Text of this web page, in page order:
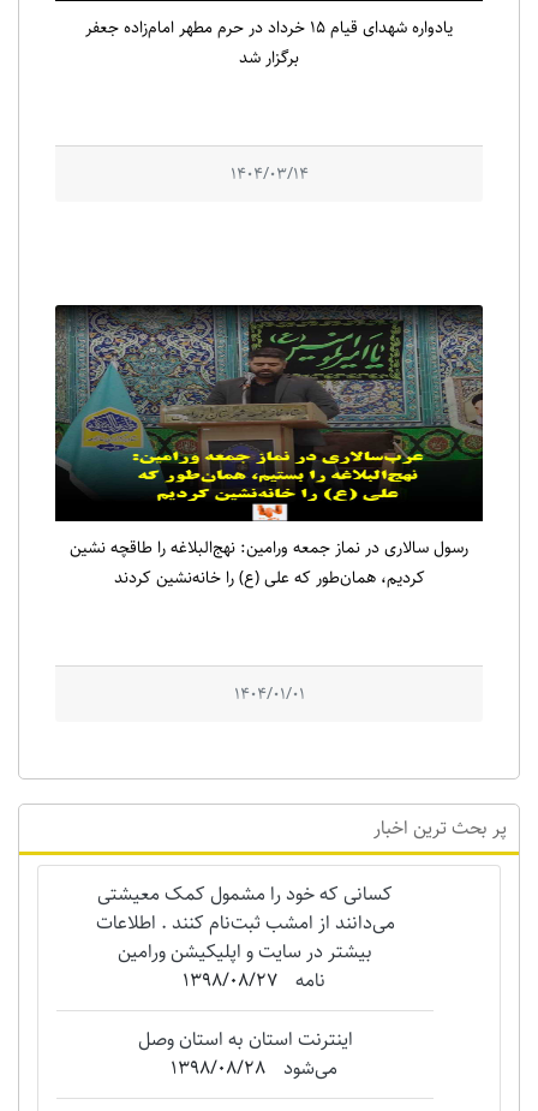
یادواره شهدای قیام ۱۵ خرداد در حرم مطهر امام‌زاده جعفر
برگزار شد
1404/03/14
رسول سالاری در نماز جمعه ورامین: نهج‌البلاغه را طاقچه نشین
کردیم، همان‌طور که علی (ع) را خانه‌نشین کردند
1404/01/01
پر بحث ترین اخبار
کسانی که خود را مشمول کمک معیشتی
می‌دانند از امشب ثبت‌نام کنند . اطلاعات
بیشتر در سایت و اپلیکیشن ورامین
نامه 1398/08/27
اینترنت استان به استان وصل
می‌شود
1398/08/28